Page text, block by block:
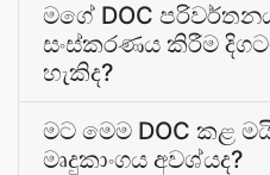
මගේ DOC
සංස්කරණය කිරීම
හැකිද?
මට මෙම DOC කළ
මෘදුකාංගය අවශ්යද?